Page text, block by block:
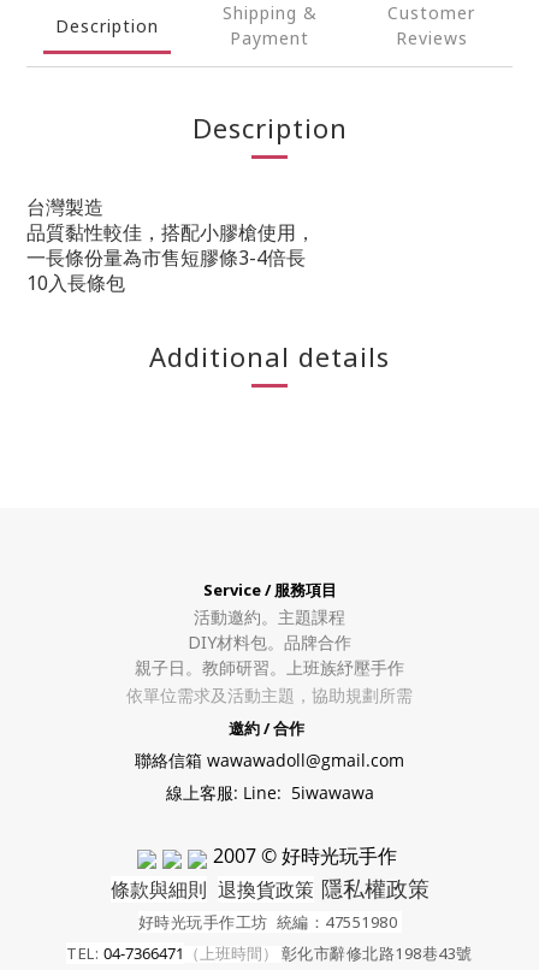
Description
Shipping &
Payment
Customer
Reviews
Description
台灣製造
品質黏性較佳，搭配小膠槍使用，
一長條份量為市售短膠條3-4倍長
10入長條包
Additional details
Service / 服務項目
活動邀約。 主題課程
DIY材料包。 品牌合作
親子日。教師研習。上班族紓壓手作
依單位需求及活動主題，協助規劃所需
邀約 / 合作
聯絡信箱 wawawadoll@gmail.com
線上客服: Line: 5iwawawa
2007 © 好時光玩手作
條款與細則 退換貨政策 隱私權政策
好時光玩手作工坊 統編：47551980
TEL: 04-7366471 （上班時間） 彰化市辭修北路198巷43號